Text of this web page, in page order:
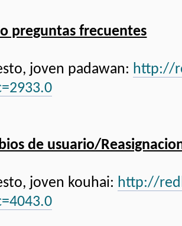
preguntas frecuentes
joven padawan: http://
de usuario/
joven kouhai: http://